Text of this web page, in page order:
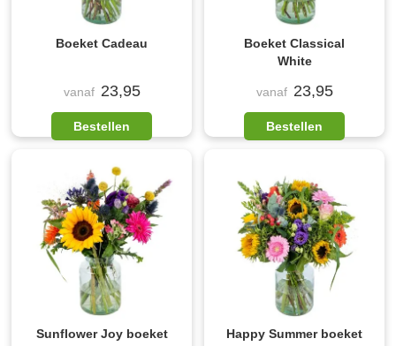
Boeket Cadeau
vanaf 23,95
Bestellen
Boeket Classical
White
vanaf 23,95
Bestellen
Sunflower Joy boeket Happy Summer boeket